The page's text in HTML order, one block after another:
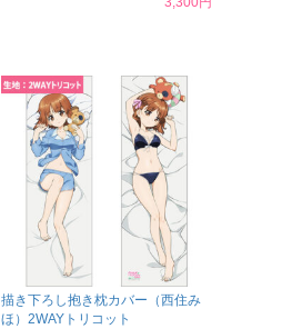
描き下ろし抱き枕カバー（西住み
ほ）2WAYトリコット